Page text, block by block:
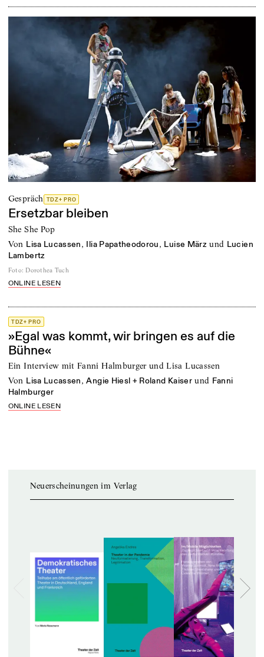
Gespräch TDZ+ PRO
Ersetzbar bleiben
She She Pop
von Lisa Lucassen, Ilia Papatheodorou, Luise März und Lucien
Lambertz
Foto: Dorothea Tuch
ONLINE LESEN
TDZ+ PRO
»Egal was kommt, wir bringen es auf die
Bühne«
Ein Interview mit Fanni Halmburger und Lisa Lucassen
von Lisa Lucassen,Angie Hiesl + Roland Kaiser und Fanni
Halmburger
ONLINE LESEN
Neuerscheinungen im Verlag